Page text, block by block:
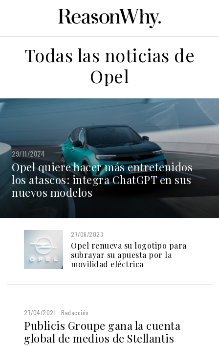
Todas las noticias de
Opel
29/11/2024
Opel quiere hacer más entretenidos
los atascos: integra ChatGPT en sus
nuevos modelos
27/06/2023
Opel renueva su logotipo para
subrayar su apuesta por la
movilidad eléctrica
27/04/2021 Redacción
Publicis Groupe gana la cuenta
global de medios de Stellantis